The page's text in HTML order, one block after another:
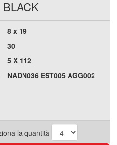
BLACK
8 x 19
30
5 X 112
NADN036 EST005 AGG002
la quantità